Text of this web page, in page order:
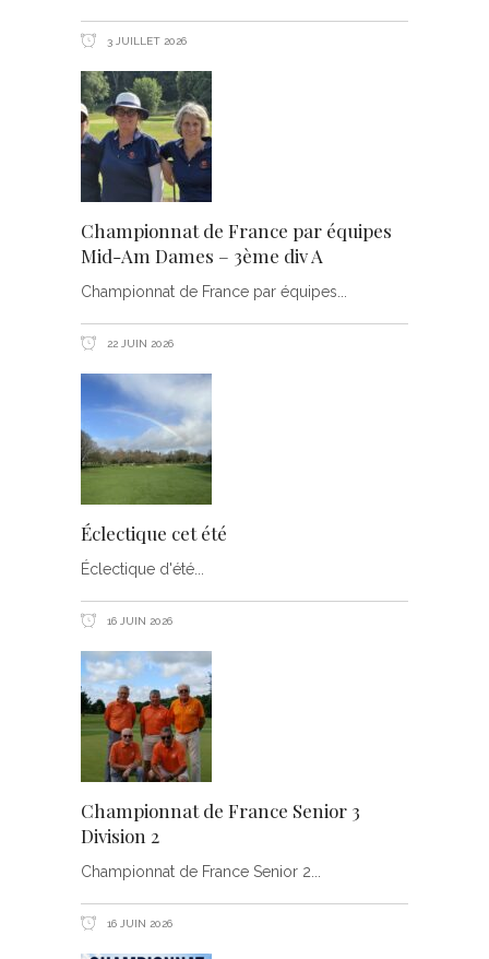
3 JUILLET 2026
Championnat de France par équipes
Mid-Am Dames – 3ème div A
Championnat de France par équipes
22 JUIN 2026
Éclectique cet été
Éclectique d'été
16 JUIN 2026
Championnat de France Senior 3
Division 2
Championnat de France Senior 2
16 JUIN 2026